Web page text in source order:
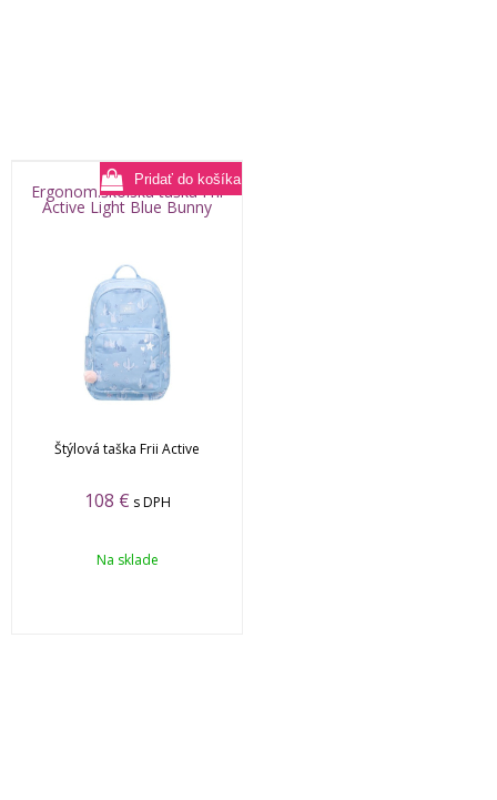
Ergonom.školská taška Frii
Active Light Blue Bunny
Štýlová taška Frii Active
108 € s DPH
Na sklade